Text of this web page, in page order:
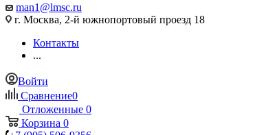
man1@lmsc.ru
г. Москва, 2-й южнопортовый проезд 18
Контакты
...
Войти
Сравнение0
Отложенные 0
Корзина 0